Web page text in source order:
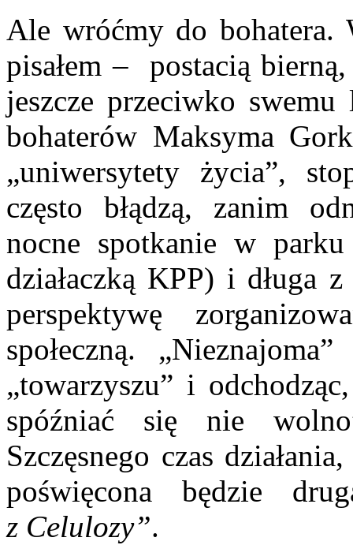
Ale wróćmy do
pisałem –
postacią
jeszcze przeciwko
bohaterów Maksyma
„uniwersytety życia”,
często błądzą, zanim
nocne spotkanie w
działaczką KPP) i długa
perspektywę
społeczną.
„towarzyszu” i
spóźniać się nie
Szczęsnego czas
poświęcona będzie
z Celulozy”.